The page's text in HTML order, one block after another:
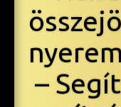
–